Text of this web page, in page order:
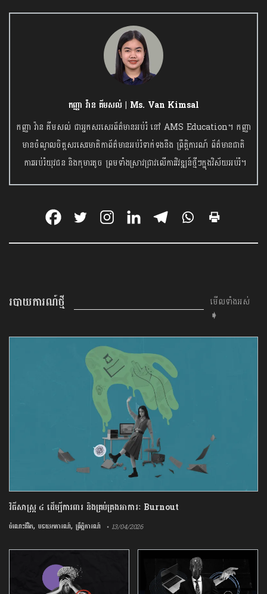
កញ្ញា វ៉ាន គីមសល់ | Ms. Van Kimsal
កញ្ញា វ៉ាន គីមសល់ ជាអ្នកសរសេរព័ត៌មានអប់រំ នៅ AMS Education។ កញ្ញា
មានចំណូលចិត្តសរសេរមាតិកាព័ត៌មានអប់រំទាក់ទងនឹង ព្រឹត្តិការណ៍ ព័ត៌មានជាតិ
ការអប់រំយុវជន និងកុមារតូច ព្រមទាំងស្រាវជ្រាវលើការវិវឌ្ឍន៍ថ្មីៗក្នុងវិស័យអប់រំ។
របាយការណ៍ថ្មី
មើលទាំងអស់
➧
វិធីសាស្រ្ត ៤ ​ដើម្បី​ការពារ និងគ្រប់គ្រង​អាការៈ Burnout
ចំណេះជីវិត, បទយកការណ៍, ព្រឹត្តិការណ៍ • 13/04/2026